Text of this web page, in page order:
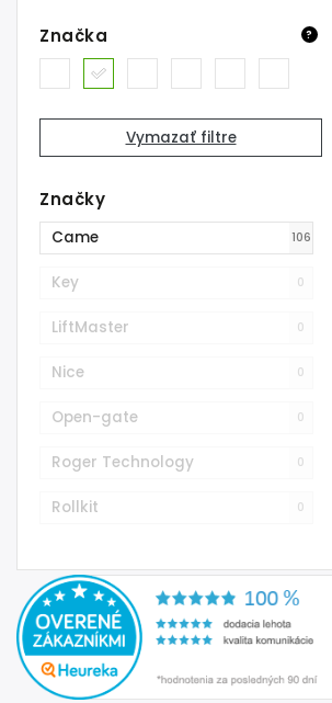
Značky
Came 106
Key 0
LiftMaster 0
Nice 0
Open-gate 0
Roger Technology 0
Rollkit 0
Značka ?
Vymazať filtre